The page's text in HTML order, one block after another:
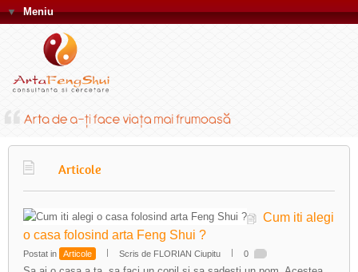
▼Meniu
Articole
Cum iti alegi
o casa folosind arta Feng Shui ?
Postat in Articole Scris de FLORIAN Ciupitu 0